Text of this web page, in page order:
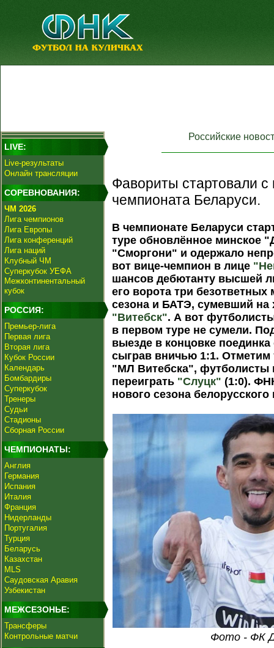
LIVE:
Live-результаты
Онлайн трансляции
СОРЕВНОВАНИЯ:
ЧМ 2026
Лига чемпионов
Лига Европы
Лига конференций
Лига наций
Клубный ЧМ
Суперкубок УЕФА
Межконтинентальный
кубок
РОССИЯ:
Премьер-лига
Первая лига
Вторая лига
Кубок России
Календарь
Бомбардиры
Суперкубок
Тренеры
Судьи
Стадионы
Сборная России
ЧЕМПИОНАТЫ:
Англия
Германия
Испания
Италия
Франция
Нидерланды
Португалия
Турция
Беларусь
Казахстан
MLS
Саудовская Аравия
Узбекистан
МЕЖСЕЗОНЬЕ:
Трансферы
Контрольные матчи
Российские
Фавориты стартовали с
чемпионата Беларуси.
В чемпионате Беларуси
туре обновлённое минское
"Сморгони" и одержало
вот вице-чемпион в лице
шансов дебютанту высшей
его ворота три
сезона и БАТЭ, сумевший на
"Витебск". А вот
в первом туре не сумели.
выезде в концовке
сыграв вничью 1:1. Отметим
"МЛ Витебска", футболисты
переиграть "Слуцк" (1:0).
нового сезона белорусского
Фото - ФК